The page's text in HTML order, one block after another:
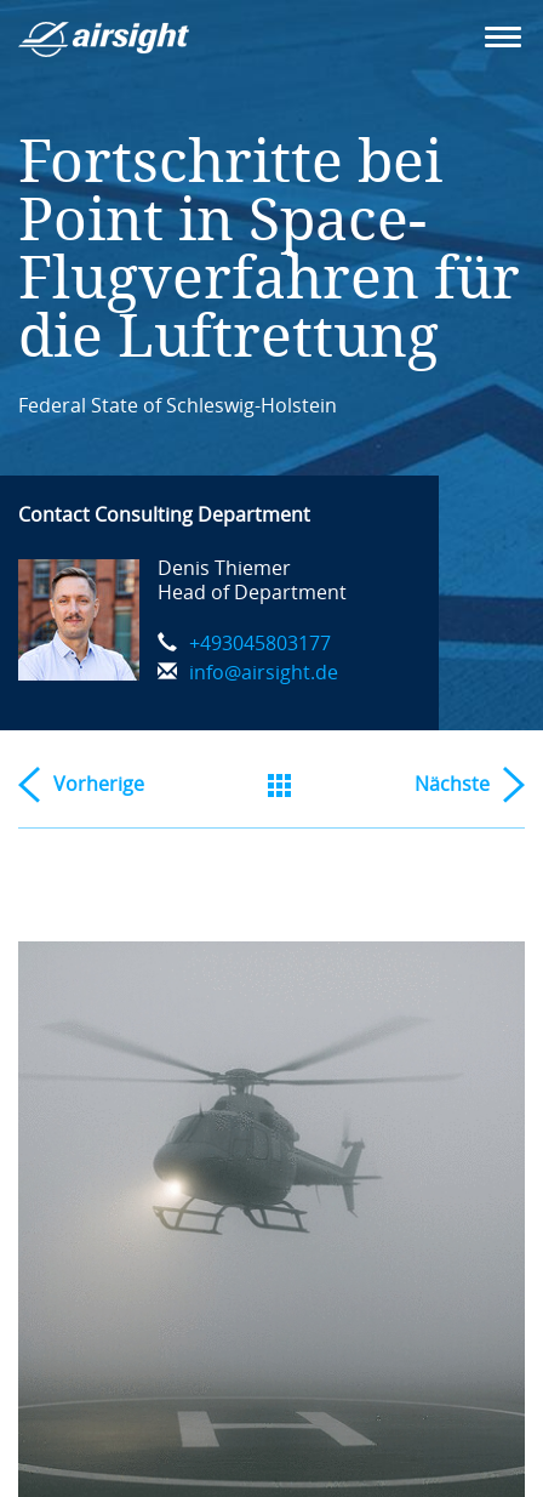
Fortschritte bei
Point in Space-
Flugverfahren für
die Luftrettung
Federal State of Schleswig-Holstein
Contact Consulting Department
Denis Thiemer
Head of Department
+493045803177
info@airsight.de
Vorherige Nächste